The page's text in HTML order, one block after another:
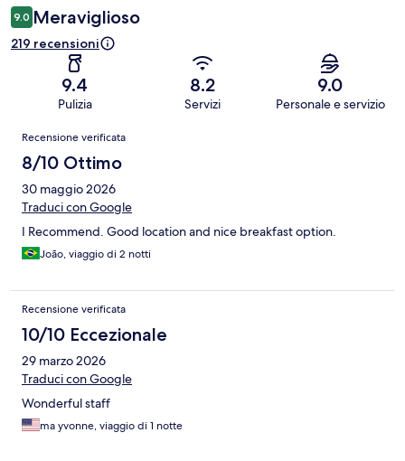
9.0 Meraviglioso
219 recensioni
9.4
Pulizia
8.2
Servizi
9.0
Personale e servizio
Recensioni
Recensione verificata
8/10 Ottimo
30 maggio 2026
Traduci con Google
I Recommend. Good location and nice breakfast option.
João, viaggio di 2 notti
Recensione verificata
10/10 Eccezionale
29 marzo 2026
Traduci con Google
Wonderful staff
ma yvonne, viaggio di 1 notte